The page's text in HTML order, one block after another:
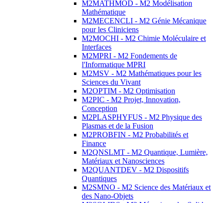
M2MATHMOD - M2 Modélisation
Mathématique
M2MECENCLI - M2 Génie Mécanique
pour les Cliniciens
M2MOCHI - M2 Chimie Moléculaire et
Interfaces
M2MPRI - M2 Fondements de
l'Informatique MPRI
M2MSV - M2 Mathématiques pour les
Sciences du Vivant
M2OPTIM - M2 Optimisation
M2PIC - M2 Projet, Innovation,
Conception
M2PLASPHYFUS - M2 Physique des
Plasmas et de la Fusion
M2PROBFIN - M2 Probabilités et
Finance
M2QNSLMT - M2 Quantique, Lumière,
Matériaux et Nanosciences
M2QUANTDEV - M2 Dispositifs
Quantiques
M2SMNO - M2 Science des Matériaux et
des Nano-Objets